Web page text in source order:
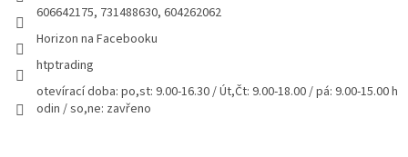
606642175, 731488630, 604262062
Horizon na Facebooku
htptrading
otevírací doba: po,st: 9.00-16.30 / Út,Čt: 9.00-18.00 / pá: 9.00-15.00 h
odin / so,ne: zavřeno